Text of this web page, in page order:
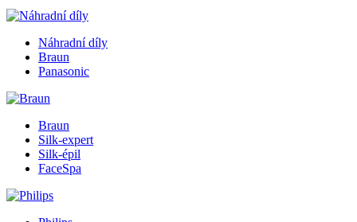
Náhradní díly
Braun
Panasonic
Braun
Silk-expert
Silk-épil
FaceSpa